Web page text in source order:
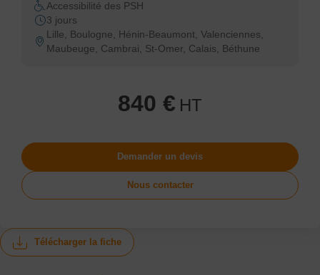
Télécharger la fiche
Accessibilité des PSH
3 jours
Lille, Boulogne, Hénin-Beaumont, Valenciennes,
Maubeuge, Cambrai, St-Omer, Calais, Béthune
840 € HT
Demander un devis
Nous contacter